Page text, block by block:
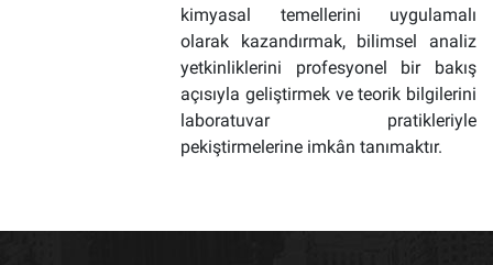
kimyasal temellerini uygulamalı
olarak kazandırmak, bilimsel analiz
yetkinliklerini profesyonel bir bakış
açısıyla geliştirmek ve teorik bilgilerini
laboratuvar pratikleriyle
pekiştirmelerine imkân tanımaktır.